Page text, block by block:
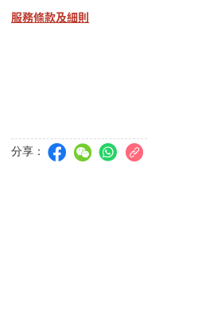
服務條款及細則
分享：